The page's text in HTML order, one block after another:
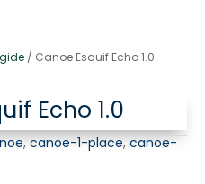
/ Canoe Esquif Echo 1.0
Echo 1.0
,canoe-1-place,canoe-